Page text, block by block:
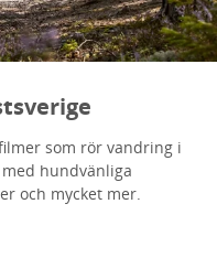
som rör vandring i
hundvänliga
och mycket mer.